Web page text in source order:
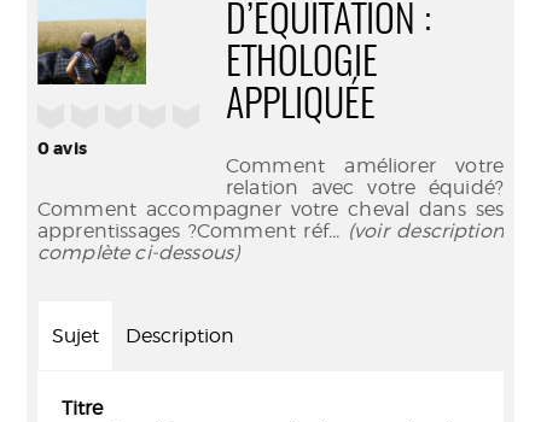
0avis
D’ÉQUITATION :
ETHOLOGIE
APPLIQUÉE
Comment améliorer votre
relation avec votre équidé?
Comment accompagner votre cheval dans ses
apprentissages ?Comment réf... (voir description
complète ci-dessous)
Sujet Description
Titre